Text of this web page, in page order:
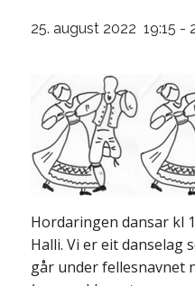
25. august 2022 19:15 -
Hordaringen dansar kl
Halli. Vi er eit danselag
går under fellesnavnet